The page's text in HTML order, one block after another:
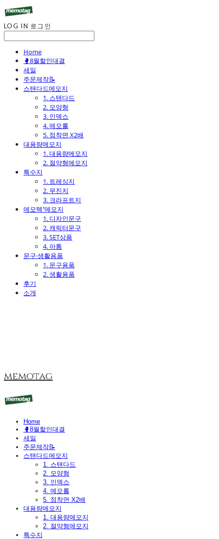
LOG IN 로그인
Home
🥊8월할인대결
세일
주문제작📝
스탠다드메모지
1. 스탠다드
2. 모양형
3. 인덱스
4. 메모롤
5. 점착면 X2배
대용량메모지
1. 대용량메모지
2. 절약형메모지
특수지
1. 트레싱지
2. 무진지
3. 크라프트지
메모텍⁺메모지
1. 디자인문구
2. 캐릭터문구
3. SET상품
4. 아톰
문구·생활용품
1. 문구용품
2. 생활용품
후기
소개
memotag
Home
🥊8월할인대결
세일
주문제작📝
스탠다드메모지
1. 스탠다드
2. 모양형
3. 인덱스
4. 메모롤
5. 점착면 X2배
대용량메모지
1. 대용량메모지
2. 절약형메모지
특수지